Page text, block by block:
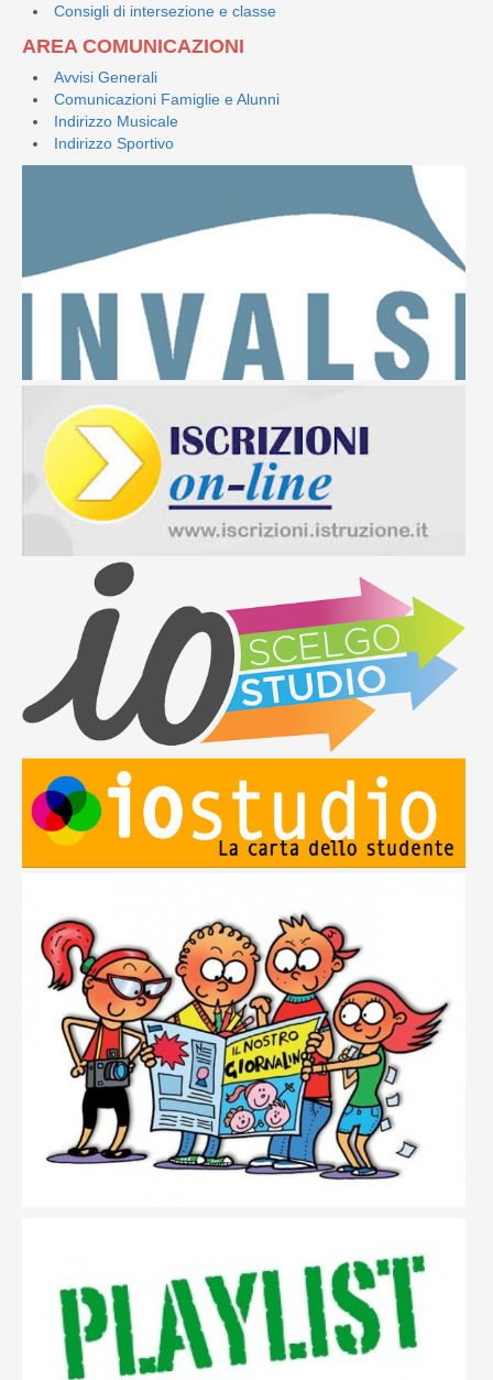
Consigli di intersezione e classe
AREA COMUNICAZIONI
Avvisi Generali
Comunicazioni Famiglie e Alunni
Indirizzo Musicale
Indirizzo Sportivo